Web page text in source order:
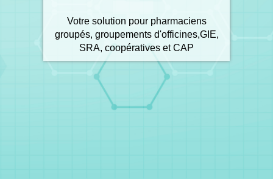
Votre solution pour pharmaciens
groupés, groupements d'officines,GIE,
SRA, coopératives et CAP